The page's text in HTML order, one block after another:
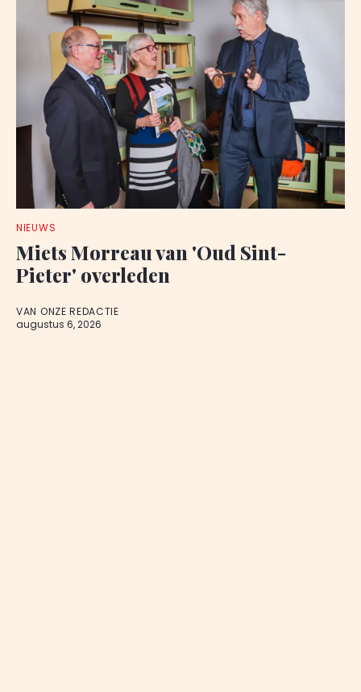
NIEUWS
Miets Morreau van 'Oud Sint-
Pieter' overleden
VAN ONZE REDACTIE
augustus 6, 2026